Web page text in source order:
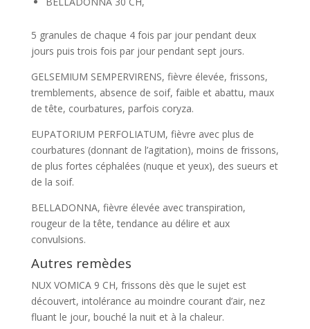
5 granules de chaque 4 fois par jour pendant deux
jours puis trois fois par jour pendant sept jours.
GELSEMIUM SEMPERVIRENS, fièvre élevée, frissons,
tremblements, absence de soif, faible et abattu, maux
de tête, courbatures, parfois coryza.
EUPATORIUM PERFOLIATUM, fièvre avec plus de
courbatures (donnant de l’agitation), moins de frissons,
de plus fortes céphalées (nuque et yeux), des sueurs et
de la soif.
BELLADONNA, fièvre élevée avec transpiration,
rougeur de la tête, tendance au délire et aux
convulsions.
Autres remèdes
NUX VOMICA 9 CH, frissons dès que le sujet est
découvert, intolérance au moindre courant d’air, nez
fluant le jour, bouché la nuit et à la chaleur.